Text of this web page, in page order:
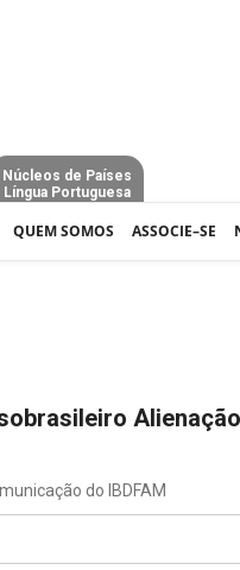
Núcleos de Países
Língua Portuguesa
QUEM SOMOS ASSOCIE–SE
do IBDFAM